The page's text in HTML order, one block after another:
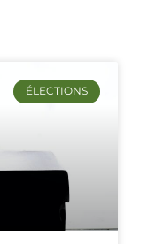
ÉLECTIONS